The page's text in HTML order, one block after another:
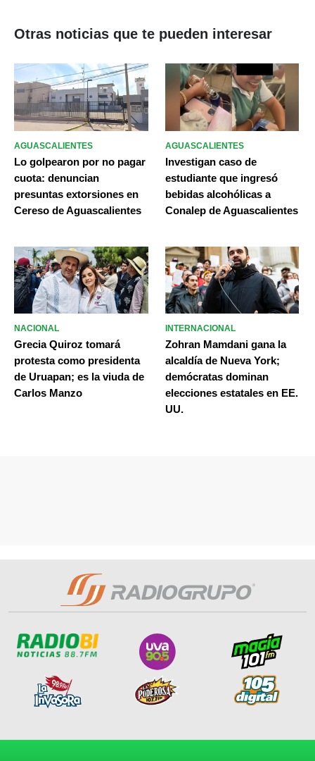
Otras noticias que te pueden interesar
AGUASCALIENTES
Lo golpearon por no pagar
cuota: denuncian
presuntas extorsiones en
Cereso de Aguascalientes
AGUASCALIENTES
Investigan caso de
estudiante que ingresó
bebidas alcohólicas a
Conalep de Aguascalientes
NACIONAL
Grecia Quiroz tomará
protesta como presidenta
de Uruapan; es la viuda de
Carlos Manzo
INTERNACIONAL
Zohran Mamdani gana la
alcaldía de Nueva York;
demócratas dominan
elecciones estatales en EE.
UU.